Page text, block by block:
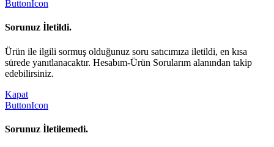
ButtonIcon
Sorunuz İletildi.
Ürün ile ilgili sormuş olduğunuz soru satıcımıza iletildi, en kısa
sürede yanıtlanacaktır. Hesabım-Ürün Sorularım alanından takip
edebilirsiniz.
Kapat
ButtonIcon
Sorunuz İletilemedi.